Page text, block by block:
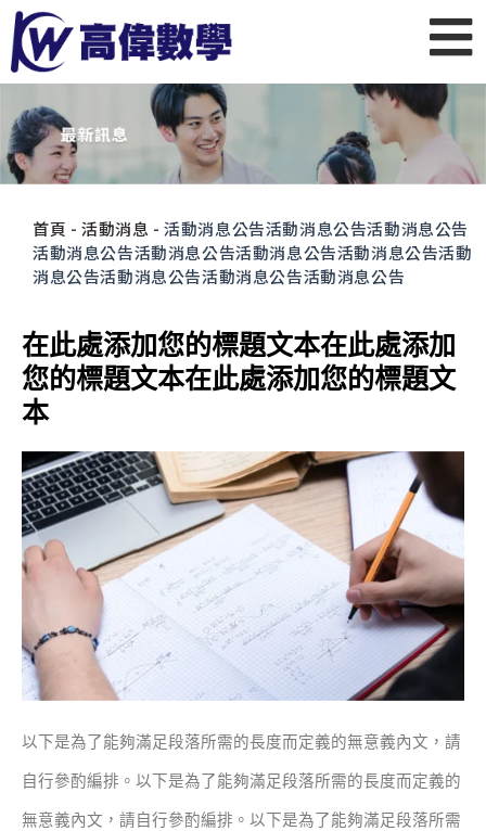
首頁 -活動消息 -活動消息公告活動消息公告活動消息公告
活動消息公告活動消息公告活動消息公告活動消息公告活動
消息公告活動消息公告活動消息公告活動消息公告
在此處添加您的標題文本在此處添加
您的標題文本在此處添加您的標題文
本
以下是為了能夠滿足段落所需的長度而定義的無意義內文，請
自行參酌編排。 以下是為了能夠滿足段落所需的長度而定義的
無意義內文，請自行參酌編排。 以下是為了能夠滿足段落所需